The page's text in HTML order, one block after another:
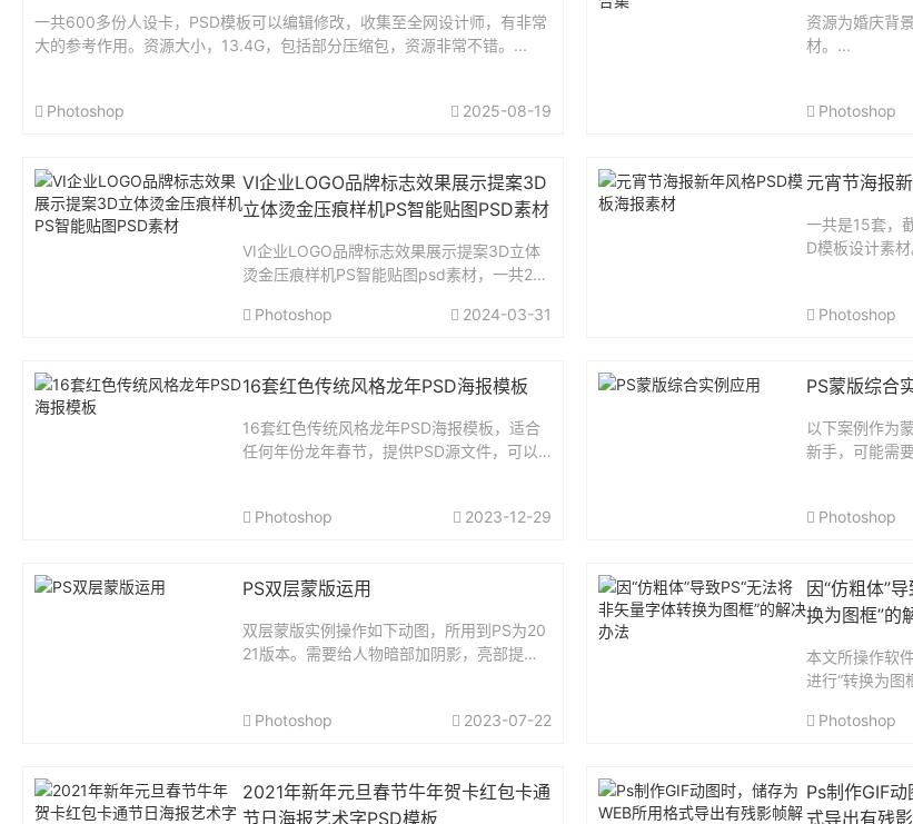
一共600多份人设卡，PSD模板可以编辑修改，收集至全网设计师，有非常
大的参考作用。资源大小，13.4G，包括部分压缩包，资源非常不错。...
Photoshop 2025-08-19
资源为婚庆背
材。...
Photoshop
VI企业LOGO品牌标志效果展示提案3D
立体烫金压痕样机PS智能贴图PSD素材
VI企业LOGO品牌标志效果展示提案3D立体
烫金压痕样机PS智能贴图psd素材，一共26
Photoshop
2024-03-31
元宵节海报
一共是15套，
D模板设计素
Photoshop
16套红色传统风格龙年PSD海报模板
16套红色传统风格龙年PSD海报模板，适合
任何年份龙年春节，提供PSD源文件，可以
Photoshop
2023-12-29
PS蒙版综合
以下案例作为
新手，可能需
蒙版，前两个
Photoshop
PS双层蒙版运用
双层蒙版实例操作如下动图，所用到PS为20
21版本。需要给人物暗部加阴影，亮部提
蒙版，再将其放入加了相同蒙版的组下，可
Photoshop 2023-07-22
因“仿粗体”
换为图框”的
本文所操作软
进行“转换为图
们激活了字符
Photoshop
2021年新年元旦春节牛年贺卡红包卡通
节日海报艺术字PSD模板
Ps制作GIF
式导出有残